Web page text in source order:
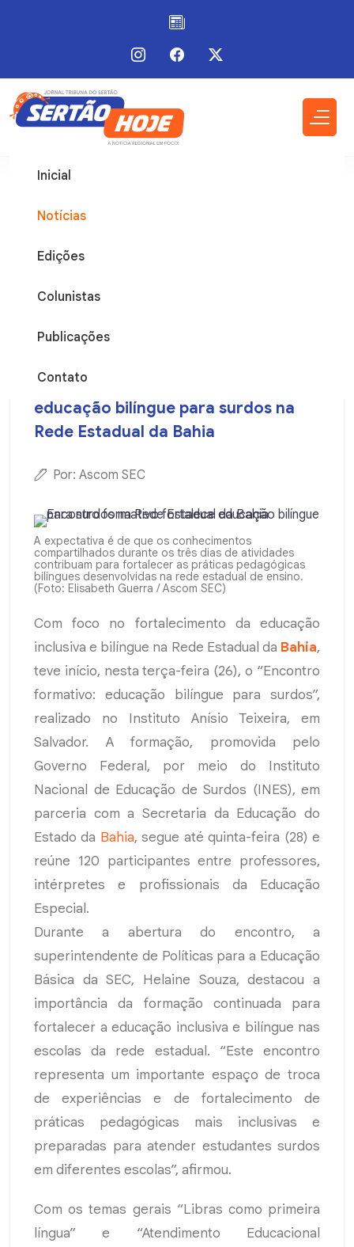
Inicial
Notícias
Edições
Colunistas
Publicações
Contato
Bahia 27 / Mai / 2026 - 09:10
Encontro formativo fortalece
educação bilíngue para surdos na
Rede Estadual da Bahia
Por: Ascom SEC
A expectativa é de que os conhecimentos
compartilhados durante os três dias de atividades
contribuam para fortalecer as práticas pedagógicas
bilíngues desenvolvidas na rede estadual de ensino.
(Foto: Elisabeth Guerra / Ascom SEC)
Com foco no fortalecimento da educação
inclusiva e bilíngue na Rede Estadual da Bahia,
teve início, nesta terça-feira (26), o “Encontro
formativo: educação bilíngue para surdos”,
realizado no Instituto Anísio Teixeira, em
Salvador. A formação, promovida pelo
Governo Federal, por meio do Instituto
Nacional de Educação de Surdos (INES), em
parceria com a Secretaria da Educação do
Estado da Bahia, segue até quinta-feira (28) e
reúne 120 participantes entre professores,
intérpretes e profissionais da Educação
Especial.
Durante a abertura do encontro, a
superintendente de Políticas para a Educação
Básica da SEC, Helaine Souza, destacou a
importância da formação continuada para
fortalecer a educação inclusiva e bilíngue nas
escolas da rede estadual. “Este encontro
representa um importante espaço de troca
de experiências e de fortalecimento de
práticas pedagógicas mais inclusivas e
preparadas para atender estudantes surdos
em diferentes escolas”, afirmou.
Com os temas gerais “Libras como primeira
língua” e “Atendimento Educacional